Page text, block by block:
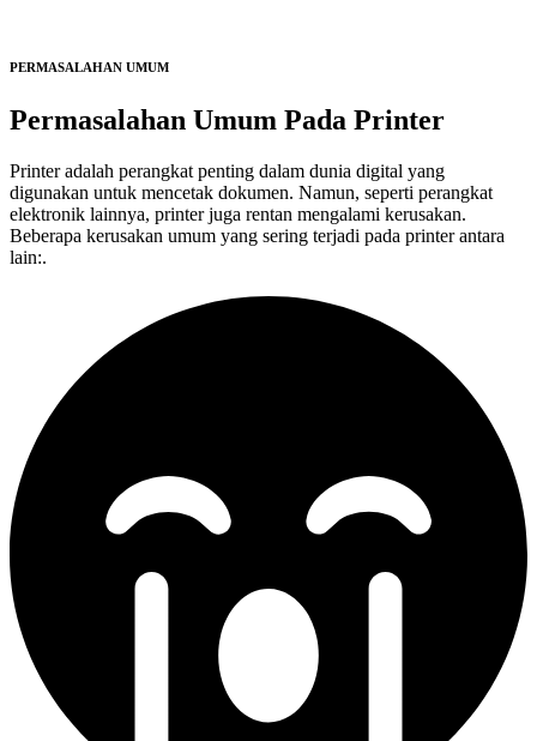
PERMASALAHAN UMUM
Permasalahan Umum Pada Printer
Printer adalah perangkat penting dalam dunia digital yang
digunakan untuk mencetak dokumen. Namun, seperti perangkat
elektronik lainnya, printer juga rentan mengalami kerusakan.
Beberapa kerusakan umum yang sering terjadi pada printer antara
lain:.